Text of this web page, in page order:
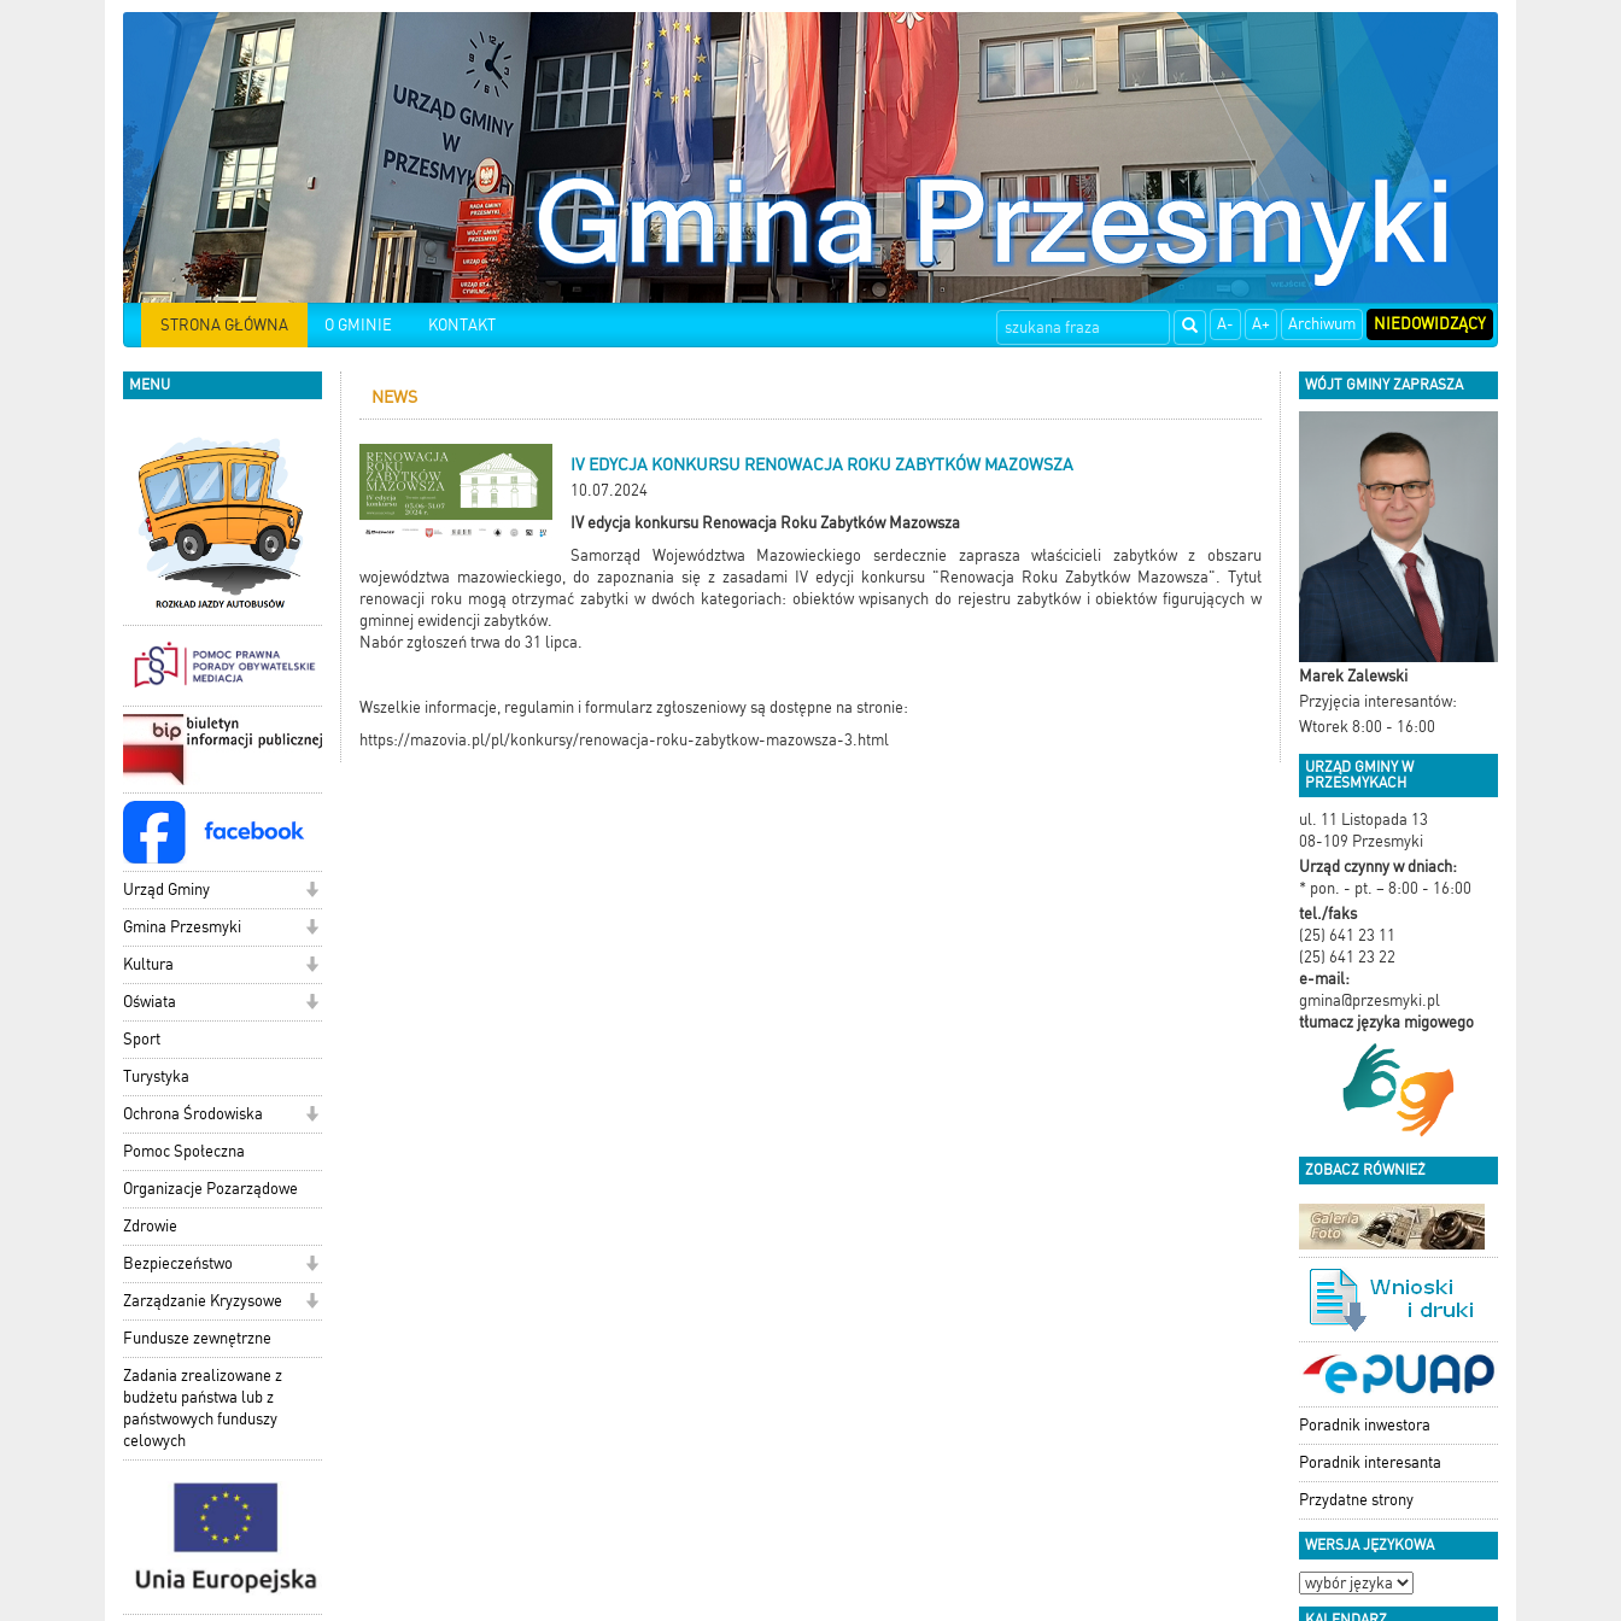
STRONA GŁÓWNA O GMINIE KONTAKT A- A+ Archiwum NIEDOWIDZĄCY
MENU
Urząd Gminy
Gmina Przesmyki
Kultura
Oświata
Sport
Turystyka
Ochrona Środowiska
Pomoc Społeczna
Organizacje Pozarządowe
Zdrowie
Bezpieczeństwo
Zarządzanie Kryzysowe
Fundusze zewnętrzne
Zadania zrealizowane z
budżetu państwa lub z
państwowych funduszy
celowych
NEWS
IV EDYCJA KONKURSU RENOWACJA ROKU ZABYTKÓW MAZOWSZA
10.07.2024
IV edycja konkursu Renowacja Roku Zabytków Mazowsza
Samorząd Województwa Mazowieckiego serdecznie zaprasza właścicieli zabytków z obszaru
województwa mazowieckiego, do zapoznania się z zasadami IV edycji konkursu "Renowacja Roku Zabytków Mazowsza". Tytuł
renowacji roku mogą otrzymać zabytki w dwóch kategoriach: obiektów wpisanych do rejestru zabytków i obiektów figurujących w
gminnej ewidencji zabytków.
Nabór zgłoszeń trwa do 31 lipca.
Wszelkie informacje, regulamin i formularz zgłoszeniowy są dostępne na stronie:
https://mazovia.pl/pl/konkursy/renowacja-roku-zabytkow-mazowsza-3.html
WÓJT GMINY ZAPRASZA
Marek Zalewski
Przyjęcia interesantów:
Wtorek 8:00 - 16:00
URZĄD GMINY W
PRZESMYKACH
ul. 11 Listopada 13
08-109 Przesmyki
Urząd czynny w dniach:
* pon. - pt. – 8:00 - 16:00
tel./faks
(25) 641 23 11
(25) 641 23 22
e-mail:
gmina@przesmyki.pl
tłumacz języka migowego
ZOBACZ RÓWNIEŻ
Poradnik inwestora
Poradnik interesanta
Przydatne strony
WERSJA JĘZYKOWA